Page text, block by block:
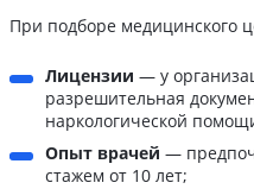
При подборе медицинского
Лицензии — у
разрешительная
наркологической
Опыт врачей —
стажем от 10 лет;